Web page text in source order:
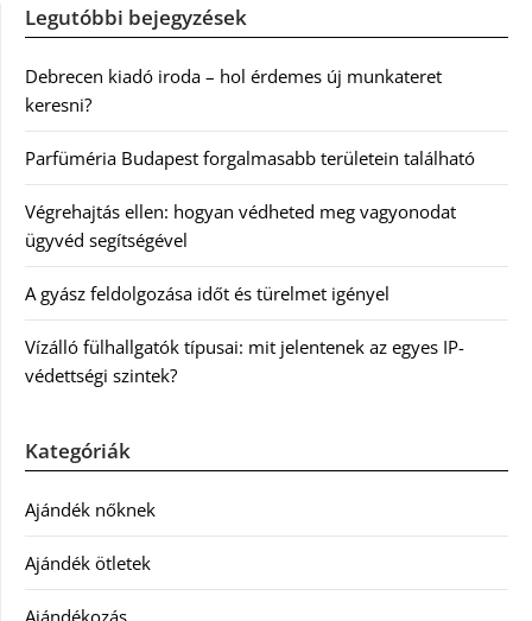
Legutóbbi bejegyzések
Debrecen kiadó iroda – hol érdemes új munkateret
keresni?
Parfüméria Budapest forgalmasabb területein található
Végrehajtás ellen: hogyan védheted meg vagyonodat
ügyvéd segítségével
A gyász feldolgozása időt és türelmet igényel
Vízálló fülhallgatók típusai: mit jelentenek az egyes IP-
védettségi szintek?
Kategóriák
Ajándék nőknek
Ajándék ötletek
Ajándékozás